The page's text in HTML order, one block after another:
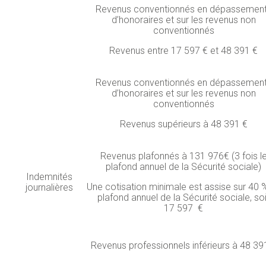
Revenus conventionnés en
d’honoraires et sur les revenus non
conventionnés
Revenus entre 17 597 € et 48 391 €
Revenus conventionnés en
d’honoraires et sur les revenus non
conventionnés
Revenus supérieurs à 48 391 €
Indemnités
journalières
Revenus plafonnés à 131 976€ (3 fois
plafond annuel de la Sécurité sociale)
Une cotisation minimale est assise sur 40
plafond annuel de la Sécurité sociale,
17 597 €
Revenus professionnels inférieurs à 48